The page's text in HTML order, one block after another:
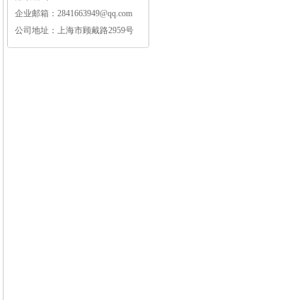
企业邮箱： 2841663949@qq.com
公司地址： 上海市顾戴路2959号